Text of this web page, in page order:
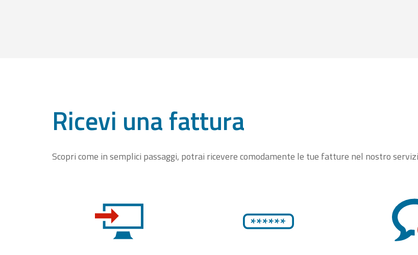
Ricevi una fattura
Scopri come in semplici passaggi, potrai ricevere comodamente le tue fatture nel nostro